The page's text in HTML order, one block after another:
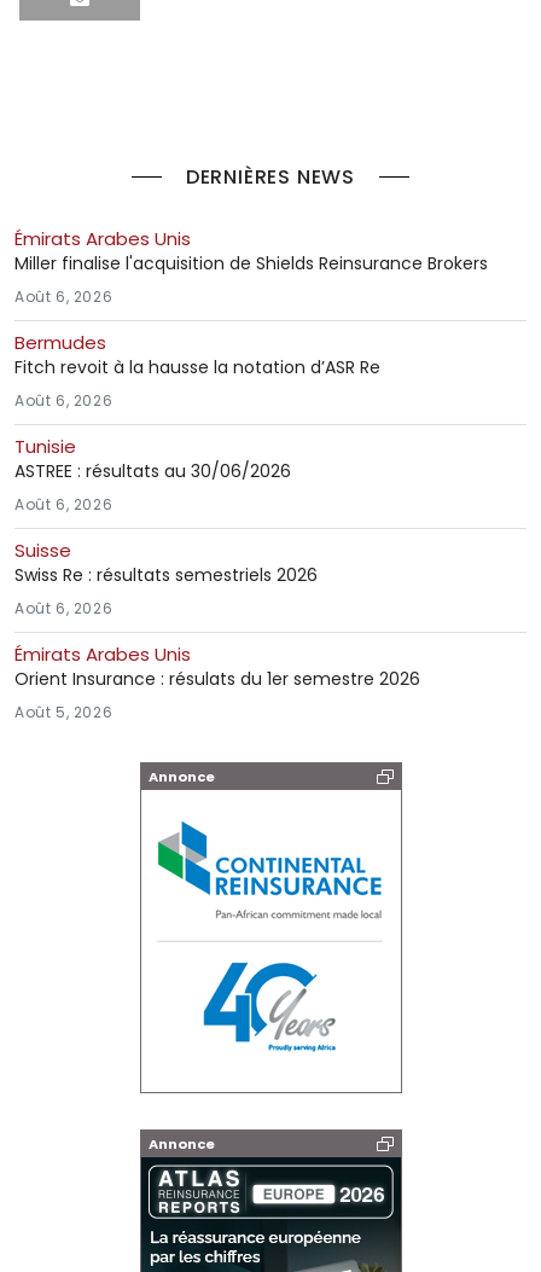
DERNIÈRES NEWS
Émirats Arabes Unis
Miller finalise l'acquisition de Shields Reinsurance Brokers
Août 6, 2026
Bermudes
Fitch revoit à la hausse la notation d’ASR Re
Août 6, 2026
Tunisie
ASTREE : résultats au 30/06/2026
Août 6, 2026
Suisse
Swiss Re : résultats semestriels 2026
Août 6, 2026
Émirats Arabes Unis
Orient Insurance : résulats du 1er semestre 2026
Août 5, 2026
Annonce
Annonce